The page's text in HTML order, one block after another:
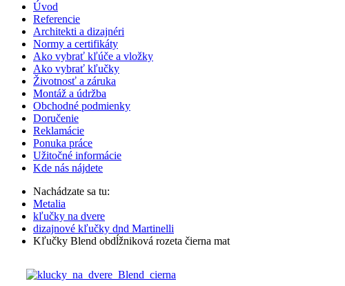
Úvod
Referencie
Architekti a dizajnéri
Normy a certifikáty
Ako vybrať kľúče a vložky
Ako vybrať kľučky
Životnosť a záruka
Montáž a údržba
Obchodné podmienky
Doručenie
Reklamácie
Ponuka práce
Užitočné informácie
Kde nás nájdete
Nachádzate sa tu:
Metalia
kľučky na dvere
dizajnové kľučky dnd Martinelli
Kľučky Blend obdĺžniková rozeta čierna mat